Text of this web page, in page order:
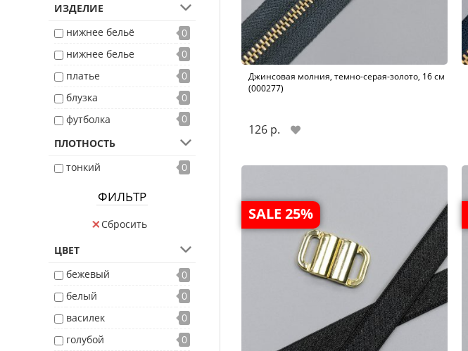
ИЗДЕЛИЕ
нижнее бельё
0
нижнее белье
0
платье
0
блузка
0
футболка
0
ПЛОТНОСТЬ
тонкий
0
ФИЛЬТР
Сбросить
ЦВЕТ
бежевый
0
белый
0
василек
0
голубой
0
Джинсовая молния, темно-серая-золото, 16 см
(000277)
126 р.
SALE 25%